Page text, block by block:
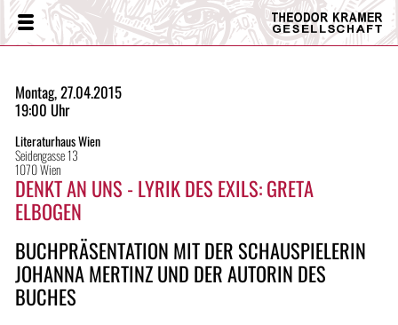
Theodor
Kramer
Menü
Montag, 27.04.2015
19:00 Uhr
Literaturhaus Wien
Seidengasse 13
1070 Wien
DENKT AN UNS - LYRIK DES EXILS: GRETA
ELBOGEN
BUCHPRÄSENTATION MIT DER SCHAUSPIELERIN
JOHANNA MERTINZ UND DER AUTORIN DES
BUCHES